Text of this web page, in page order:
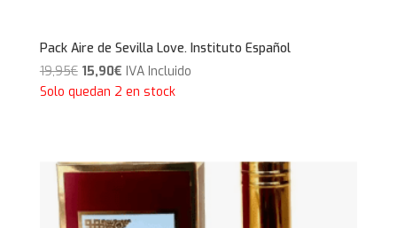
Pack Aire de Sevilla Love. Instituto Español
19,95€ El
precio
15,90€El
precio
IVA Incluido
Solo quedan 2 en stock